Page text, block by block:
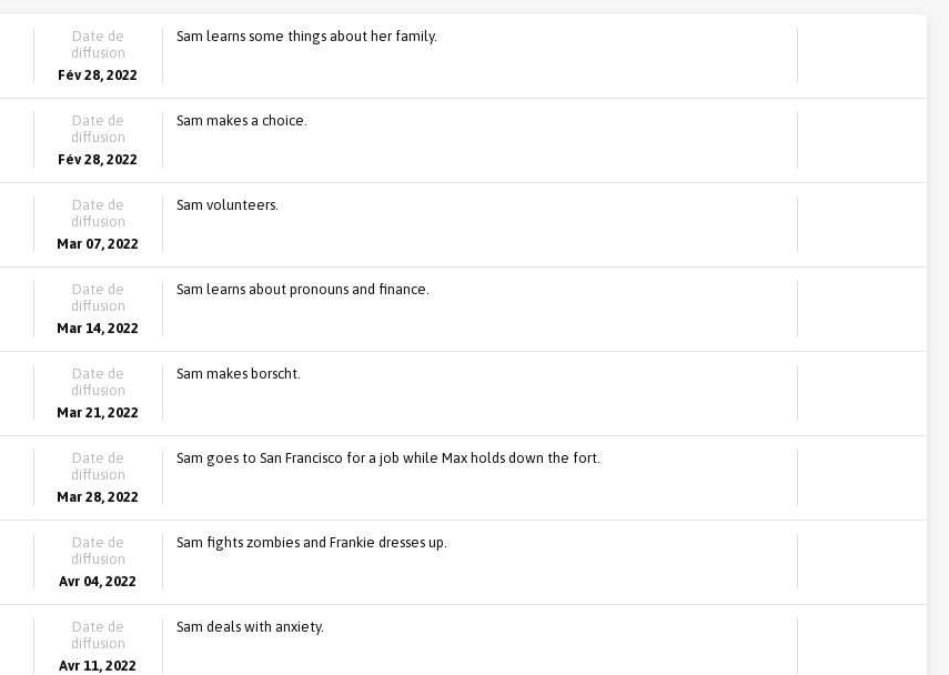
Date de
diffusion
Fév 28, 2022
Sam learns some things about her family.
Date de
diffusion
Fév 28, 2022
Sam makes a choice.
Date de
diffusion
Mar 07, 2022
Sam volunteers.
Date de
diffusion
Mar 14, 2022
Sam learns about pronouns and finance.
Date de
diffusion
Mar 21, 2022
Sam makes borscht.
Date de
diffusion
Mar 28, 2022
Sam goes to San Francisco for a job while Max holds down the fort.
Date de
diffusion
Avr 04, 2022
Sam fights zombies and Frankie dresses up.
Date de
diffusion
Avr 11, 2022
Sam deals with anxiety.